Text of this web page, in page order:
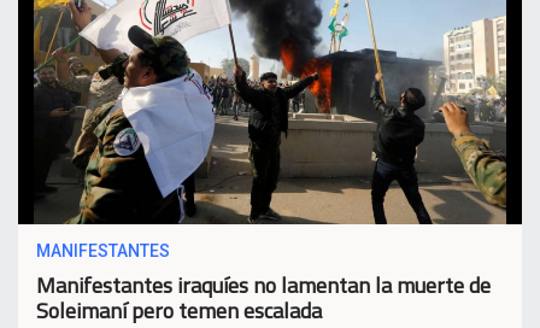
MANIFESTANTES
Manifestantes iraquíes no lamentan la muerte de
Soleimaní pero temen escalada